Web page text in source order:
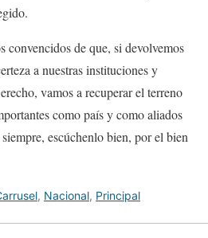
convencidos de que, si devolvemos
a nuestras instituciones y
vamos a recuperar el terreno
como país y como aliados
escúchenlo bien, por el bien
, Nacional, Principal